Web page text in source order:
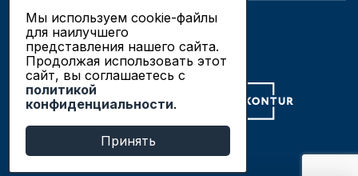
© 2019 - 2026 ООО «Сианово»
Политика конфиденциальности
Разработка сайтов в Новосибирске
Продвижение сайтов
Мы используем cookie-файлы
для наилучшего
представления нашего сайта.
Продолжая использовать этот
сайт, вы соглашаетесь c
политикой
конфиденциальности.
Принять